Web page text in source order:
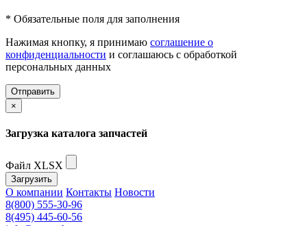
* Обязательные поля для заполнения
Нажимая кнопку, я принимаю соглашение о
конфиденциальности и соглашаюсь с обработкой
персональных данных
Отправить
×
Загрузка каталога запчастей
Файл XLSX
Загрузить
О компании Контакты Новости
8(800) 555-30-96
8(495) 445-60-56